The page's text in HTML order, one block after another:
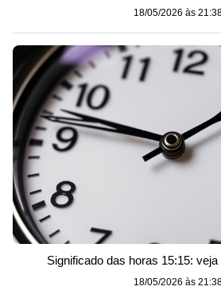
18/05/2026 às
Significado das horas 15:15:
18/05/2026 às